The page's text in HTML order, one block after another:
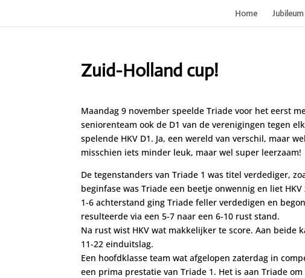
Home
Zuid-Holland cup!
Maandag 9 november speelde Triade voor het eerst
seniorenteam ook de D1 van de verenigingen tegen
spelende HKV D1. Ja, een wereld van verschil, maar
misschien iets minder leuk, maar wel super leerzaam!
De tegenstanders van Triade 1 was titel verdediger,
beginfase was Triade een beetje onwennig en liet
1-6 achterstand ging Triade feller verdedigen en
resulteerde via een 5-7 naar een 6-10 rust stand.
Na rust wist HKV wat makkelijker te score. Aan
11-22 einduitslag.
Een hoofdklasse team wat afgelopen zaterdag in
een prima prestatie van Triade 1. Het is aan Triade